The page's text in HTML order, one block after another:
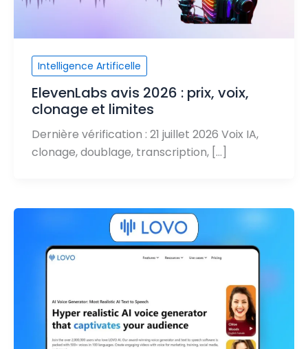
Intelligence Artificelle
ElevenLabs avis 2026 : prix, voix,
clonage et limites
Dernière vérification : 21 juillet 2026 Voix IA,
clonage, doublage, transcription, […]